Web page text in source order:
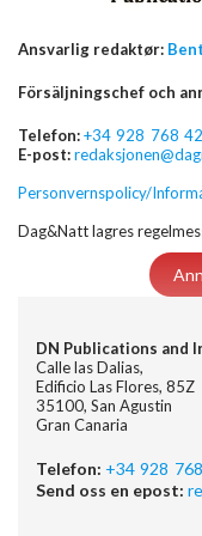
Ansvarlig redaktør:
Försäljningschef och
Telefon:+34 928 768
E-post:
Personvernspolicy/
Dag&Natt lagres
DN Publications and
Calle las Dalias,
Edificio Las Flores, 85Z
35100, San Agustin
Gran Canaria
Telefon: +34 928
Send oss en epost: